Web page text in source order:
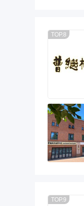
TOP.8
TOP.9